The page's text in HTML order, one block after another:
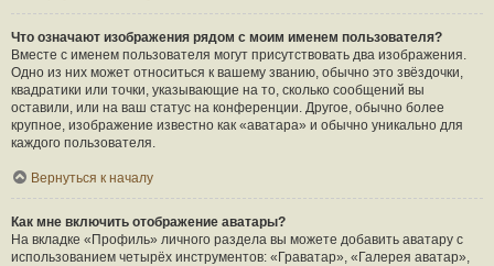
Что означают изображения рядом с моим именем пользователя?
Вместе с именем пользователя могут присутствовать два изображения.
Одно из них может относиться к вашему званию, обычно это звёздочки,
квадратики или точки, указывающие на то, сколько сообщений вы
оставили, или на ваш статус на конференции. Другое, обычно более
крупное, изображение известно как «аватара» и обычно уникально для
каждого пользователя.
Вернуться к началу
Как мне включить отображение аватары?
На вкладке «Профиль» личного раздела вы можете добавить аватару с
использованием четырёх инструментов: «Граватар», «Галерея аватар»,